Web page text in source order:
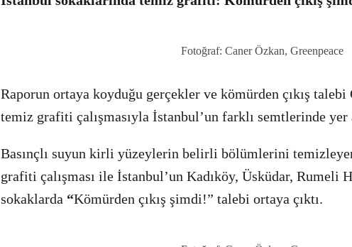
Fotoğraf: Caner Özkan, Greenpeace
Raporun ortaya koyduğu gerçekler ve kömürden çıkış
temiz grafiti çalışmasıyla İstanbul’un farklı semtlerinde yer
Basınçlı suyun kirli yüzeylerin belirli bölümlerini
grafiti çalışması ile İstanbul’un Kadıköy, Üsküdar, Rumeli
sokaklarda “Kömürden çıkış şimdi!” talebi ortaya çıktı.